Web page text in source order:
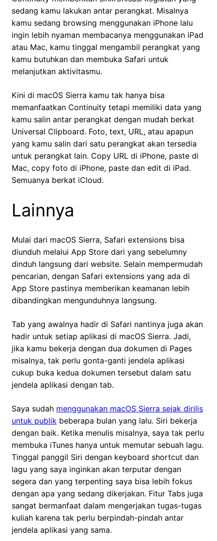
sedang kamu lakukan antar perangkat. Misalnya
kamu sedang browsing menggunakan iPhone lalu
ingin lebih nyaman membacanya menggunakan iPad
atau Mac, kamu tinggal mengambil perangkat yang
kamu butuhkan dan membuka Safari untuk
melanjutkan aktivitasmu.
Kini di macOS Sierra kamu tak hanya bisa
memanfaatkan Continuity tetapi memiliki data yang
kamu salin antar perangkat dengan mudah berkat
Universal Clipboard. Foto, text, URL, atau apapun
yang kamu salin dari satu perangkat akan tersedia
untuk perangkat lain. Copy URL di iPhone, paste di
Mac, copy foto di iPhone, paste dan edit di iPad.
Semuanya berkat iCloud.
Lainnya
Mulai dari macOS Sierra, Safari extensions bisa
diunduh melalui App Store dari yang sebelumny
dinduh langsung dari website. Selain mempermudah
pencarian, dengan Safari extensions yang ada di
App Store pastinya memberikan keamanan lebih
dibandingkan mengunduhnya langsung.
Tab yang awalnya hadir di Safari nantinya juga akan
hadir untuk setiap aplikasi di macOS Sierra. Jadi,
jika kamu bekerja dengan dua dokumen di Pages
misalnya, tak perlu gonta-ganti jendela aplikasi
cukup buka kedua dokumen tersebut dalam satu
jendela aplikasi dengan tab.
Saya sudah menggunakan macOS Sierra sejak dirilis
untuk publik beberapa bulan yang lalu. Siri bekerja
dengan baik. Ketika menulis misalnya, saya tak perlu
membuka iTunes hanya untuk memutar sebuah lagu.
Tinggal panggil Siri dengan keyboard shortcut dan
lagu yang saya inginkan akan terputar dengan
segera dan yang terpenting saya bisa lebih fokus
dengan apa yang sedang dikerjakan. Fitur Tabs juga
sangat bermanfaat dalam mengerjakan tugas-tugas
kuliah karena tak perlu berpindah-pindah antar
jendela aplikasi yang sama.